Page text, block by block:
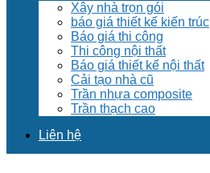
Xây nhà trọn gói
báo giá thiết kế kiến trúc
Báo giá thi công
Thi công nội thất
Báo giá thiết kế nội thất
Cải tạo nhà cũ
Trần nhựa composite
Trần thạch cao
Liên hệ